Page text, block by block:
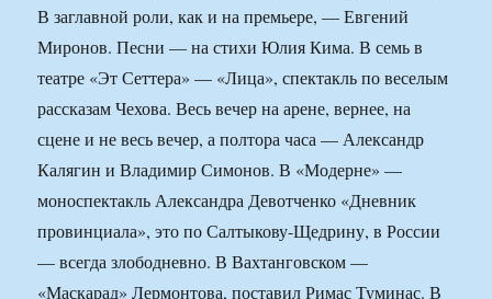
В заглавной роли, как и на премьере, — Евгений
Миронов. Песни — на стихи Юлия Кима. В семь в
театре «Эт Сеттера» — «Лица», спектакль по веселым
рассказам Чехова. Весь вечер на арене, вернее, на
сцене и не весь вечер, а полтора часа — Александр
Калягин и Владимир Симонов. В «Модерне» —
моноспектакль Александра Девотченко «Дневник
провинциала», это по Салтыкову-Щедрину, в России
— всегда злободневно. В Вахтанговском —
«Маскарад» Лермонтова, поставил Римас Туминас. В